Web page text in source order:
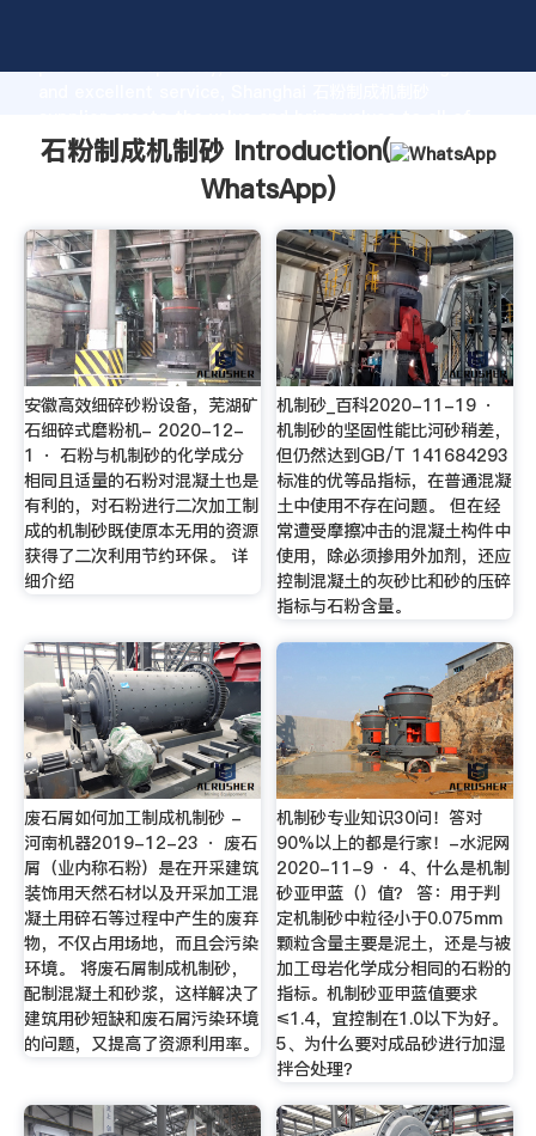
production capability, advanced research strength
customers.
石粉制成机制砂 Introduction(
WhatsApp)
安徽高效细碎砂粉设备，芜湖矿
石细碎式磨粉机- 2020-12-
1 · 石粉与机制砂的化学成分
相同且适量的石粉对混凝土也是
有利的，对石粉进行二次加工制
成的机制砂既使原本无用的资源
获得了二次利用节约环保。 详
细介绍
机制砂_百科2020-11-19 ·
机制砂的坚固性能比河砂稍差，
但仍然达到GB/T 141684293
标准的优等品指标，在普通混凝
土中使用不存在问题。 但在经
常遭受摩擦冲击的混凝土构件中
使用，除必须掺用外加剂，还应
控制混凝土的灰砂比和砂的压碎
指标与石粉含量。
废石屑如何加工制成机制砂 -
河南机器2019-12-23 · 废石
屑（业内称石粉）是在开采建筑
装饰用天然石材以及开采加工混
凝土用碎石等过程中产生的废弃
物，不仅占用场地，而且会污染
环境。 将废石屑制成机制砂，
配制混凝土和砂浆，这样解决了
建筑用砂短缺和废石屑污染环境
的问题，又提高了资源利用率。
机制砂专业知识30问！答对
90%以上的都是行家！-水泥网
2020-11-9 · 4、什么是机制
砂亚甲蓝（）值？ 答：用于判
定机制砂中粒径小于0.075mm
颗粒含量主要是泥土，还是与被
加工母岩化学成分相同的石粉的
指标。机制砂亚甲蓝值要求
≤1.4，宜控制在1.0以下为好。
5、为什么要对成品砂进行加湿
拌合处理？